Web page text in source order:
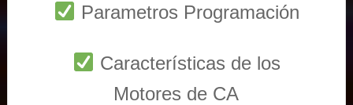
Parametros Programación
Características de los
Motores de CA